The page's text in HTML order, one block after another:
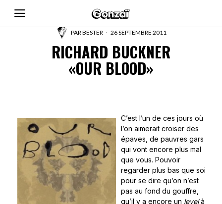
PARBESTER 26 SEPTEMBRE 2011
RICHARD BUCKNER
«OUR BLOOD»
C’est l’un de ces jours où
l’on aimerait croiser des
épaves, de pauvres gars
qui vont encore plus mal
que vous. Pouvoir
regarder plus bas que soi
pour se dire qu’on n’est
pas au fond du gouffre,
qu’il y a encore un levelà